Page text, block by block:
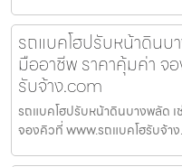
รถแบคโฮปรับหน้าดินบ
มืออาชีพ ราคาคุ้มค่า จ
รับจ้าง.com
รถแบคโฮปรับหน้าดินบางพลัด
จองคิวที่ www.รถแบคโฮรับจ้า